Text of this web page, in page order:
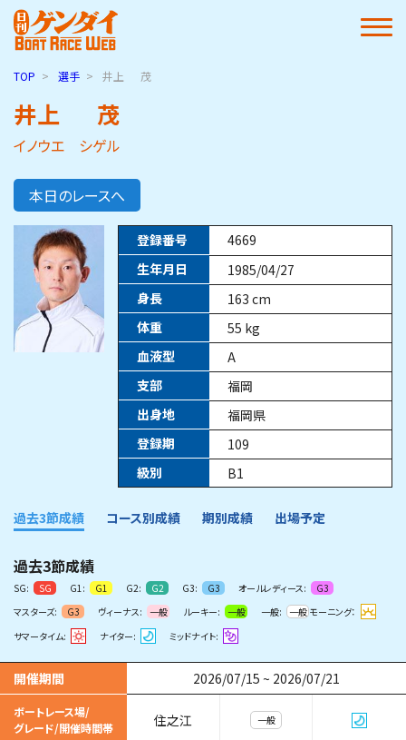
TOP 選手 井上 茂
井上 茂
イノウエ シゲル
本日のレースへ
登録番号
4669
生年月日
1985/04/27
身長
163 cm
体重
55 kg
血液型
A
支部
福岡
出身地
福岡県
登録期
109
級別
B1
過去3節成績 コース別成績 期別成績 出場予定
過去3節成績
SG: SG G1: G1 G2: G2 G3: G3 オールレディース:
G3
マスターズ:
G3 ヴィーナス: 一般 ルーキー: 一般 一般: 一般 モーニング：
サマータイム:
ナイター: ミッドナイト:
開催期間 2026/07/15 ~ 2026/07/21
ボートレース場/
グレード/開催時間帯
住之江 一般